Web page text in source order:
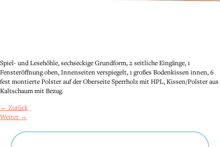
Spiel- und Lesehöhle, sechseckige Grundform, 2 seitliche Eingänge, 1
Fensteröffnung oben, Innenseiten verspiegelt, 1 großes Bodenkissen innen, 6
fest montierte Polster auf der Oberseite Sperrholz mit HPL, Kissen/Polster aus
Kaltschaum mit Bezug.
← Zurück
Weiter →